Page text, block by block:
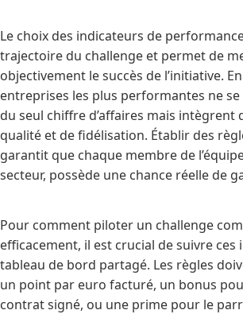
Le choix des indicateurs de
trajectoire du challenge et permet de
objectivement le succès de l’initiative.
entreprises les plus performantes ne
du seul chiffre d’affaires mais intègrent
qualité et de fidélisation. Établir des
garantit que chaque membre de
secteur, possède une chance réelle de
Pour comment piloter un challenge
efficacement, il est crucial de suivre ces
tableau de bord partagé. Les règles
un point par euro facturé, un bonus
contrat signé, ou une prime pour le